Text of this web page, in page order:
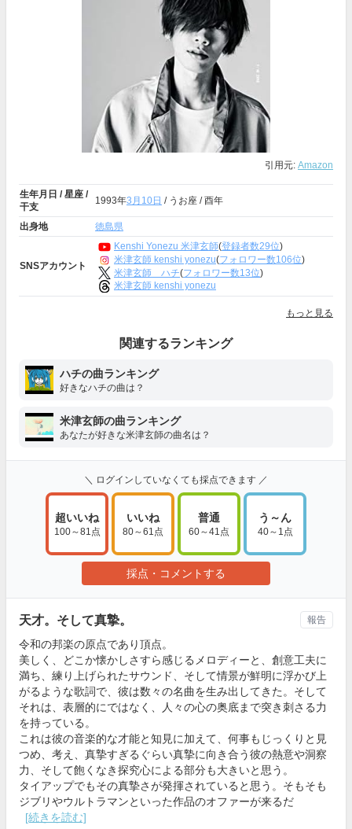
引用元: Amazon
生年月日 / 星座 /
干支
1993年3月10日 / うお座 / 酉年
出身地 徳島県
SNSアカウント
Kenshi Yonezu 米津玄師(登録者数29位)
米津玄師 kenshi yonezu(フォロワー数106位)
米津玄師 ハチ(フォロワー数13位)
米津玄師 kenshi yonezu
もっと見る
関連するランキング
ハチの曲ランキング
好きなハチの曲は？
米津玄師の曲ランキング
あなたが好きな米津玄師の曲名は？
＼ ログインしていなくても採点できます ／
超いいね
100～81点
いいね
80～61点
普通
60～41点
う～ん
40～1点
採点・コメントする
天才。そして真摯。
令和の邦楽の原点であり頂点。
美しく、どこか懐かしさすら感じるメロディーと、創意工夫に
満ち、練り上げられたサウンド、そして情景が鮮明に浮かび上
がるような歌詞で、彼は数々の名曲を生み出してきた。そして
それは、表層的にではなく、人々の心の奥底まで突き刺さる力
を持っている。
これは彼の音楽的な才能と知見に加えて、何事もじっくりと見
つめ、考え、真摯すぎるぐらい真摯に向き合う彼の熱意や洞察
力、そして飽くなき探究心による部分も大きいと思う。
タイアップでもその真摯さが発揮されていると思う。そもそも
ジブリやウルトラマンといった作品のオファーが来るだ
[続きを読む]
報告